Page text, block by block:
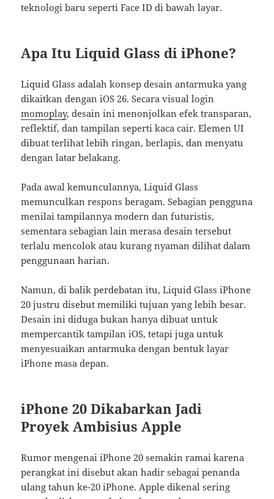
teknologi baru seperti Face ID di bawah layar.
Apa Itu Liquid Glass di iPhone?
Liquid Glass adalah konsep desain antarmuka yang
dikaitkan dengan iOS 26. Secara visual login
momoplay, desain ini menonjolkan efek transparan,
reflektif, dan tampilan seperti kaca cair. Elemen UI
dibuat terlihat lebih ringan, berlapis, dan menyatu
dengan latar belakang.
Pada awal kemunculannya, Liquid Glass
memunculkan respons beragam. Sebagian pengguna
menilai tampilannya modern dan futuristis,
sementara sebagian lain merasa desain tersebut
terlalu mencolok atau kurang nyaman dilihat dalam
penggunaan harian.
Namun, di balik perdebatan itu, Liquid Glass iPhone
20 justru disebut memiliki tujuan yang lebih besar.
Desain ini diduga bukan hanya dibuat untuk
mempercantik tampilan iOS, tetapi juga untuk
menyesuaikan antarmuka dengan bentuk layar
iPhone masa depan.
iPhone 20 Dikabarkan Jadi
Proyek Ambisius Apple
Rumor mengenai iPhone 20 semakin ramai karena
perangkat ini disebut akan hadir sebagai penanda
ulang tahun ke-20 iPhone. Apple dikenal sering